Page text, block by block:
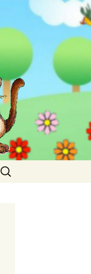
Vyhledávání